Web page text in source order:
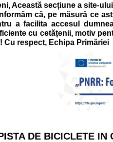
Această secțiune a site-
că, pe măsură ce
a facilita accesul
cu cetățenii, motiv
Cu respect, Echipa Primăriei
DE BICICLETE IN